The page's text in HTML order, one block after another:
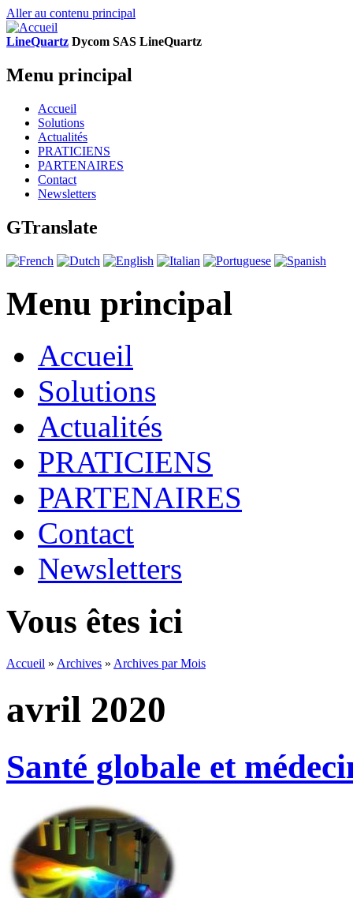
Aller au contenu principal
LineQuartz Dycom SAS LineQuartz
Menu principal
Accueil
Solutions
Actualités
PRATICIENS
PARTENAIRES
Contact
Newsletters
GTranslate
Menu principal
Accueil
Solutions
Actualités
PRATICIENS
PARTENAIRES
Contact
Newsletters
Vous êtes ici
Accueil » Archives » Archives par Mois
avril 2020
Santé globale et